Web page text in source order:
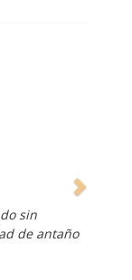
sin
de antaño